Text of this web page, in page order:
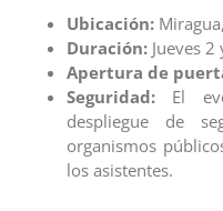
Ubicación:
Duración: Jueves
Apertura de
Seguridad: El
despliegue de
organismos
los asistentes.